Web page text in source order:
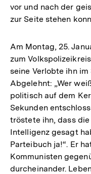
vor und nach der
zur Seite stehen
Am Montag, 25.
zum
seine Verlobte ihn
Abgelehnt: „Wer
politisch auf dem
Sekunden
tröstete ihn, dass
Intelligenz gesagt
Parteibuch ja!“. Er
Kommunisten
durcheinander.